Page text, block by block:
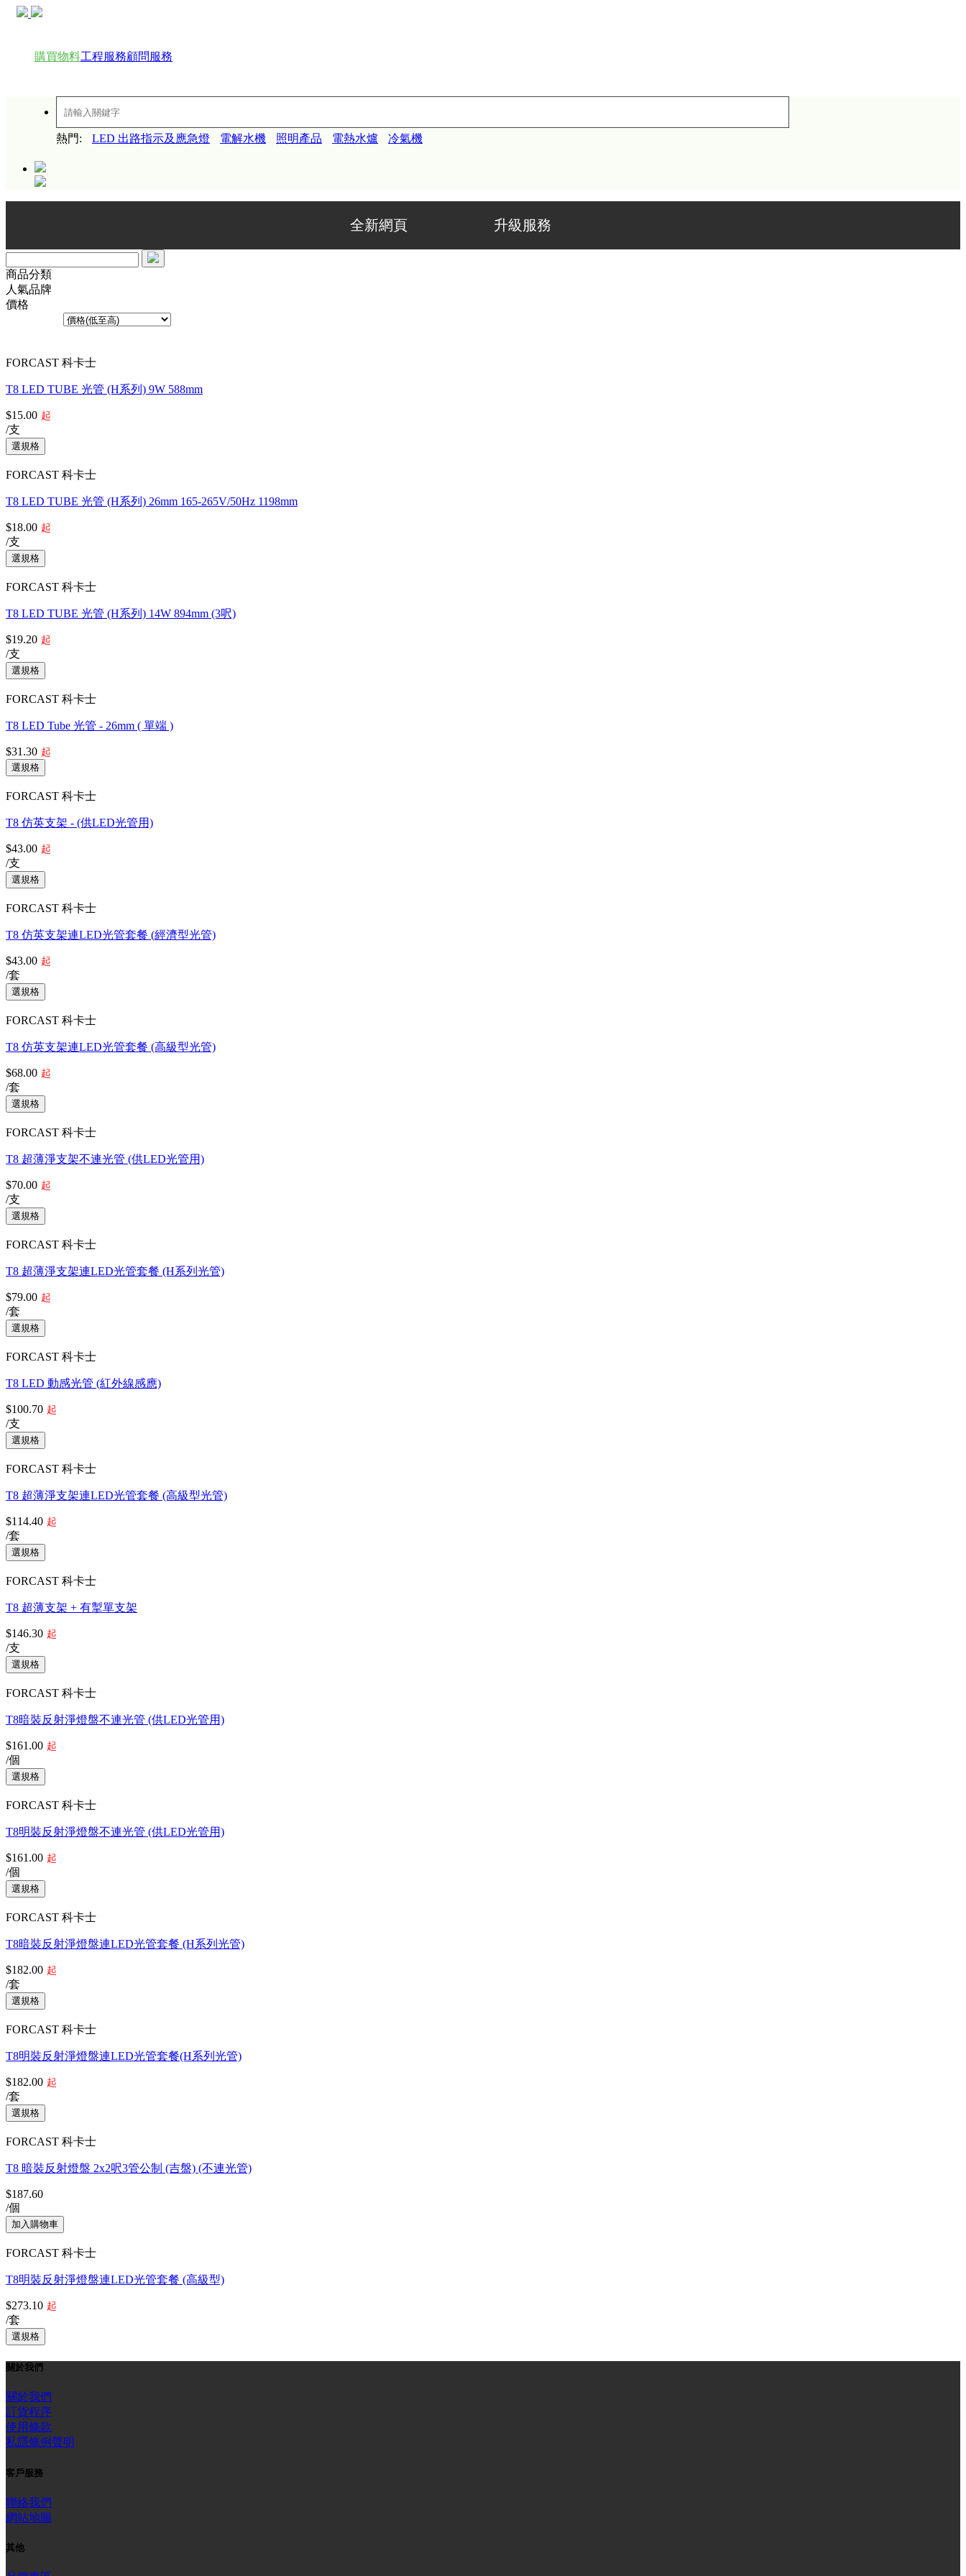
購買物料工程服務顧問服務
熱門: LED 出路指示及應急燈 電解水機 照明產品 電熱水爐 冷氣機
全新網頁 升級服務
商品分類
人氣品牌
價格
FORCAST 科卡士
T8 LED TUBE 光管 (H系列) 9W 588mm
$15.00 起
/支
FORCAST 科卡士
T8 LED TUBE 光管 (H系列) 26mm 165-265V/50Hz 1198mm
$18.00 起
/支
FORCAST 科卡士
T8 LED TUBE 光管 (H系列) 14W 894mm (3呎)
$19.20 起
/支
FORCAST 科卡士
T8 LED Tube 光管 - 26mm ( 單端 )
$31.30 起
FORCAST 科卡士
T8 仿英支架 - (供LED光管用)
$43.00 起
/支
FORCAST 科卡士
T8 仿英支架連LED光管套餐 (經濟型光管)
$43.00 起
/套
FORCAST 科卡士
T8 仿英支架連LED光管套餐 (高級型光管)
$68.00 起
/套
FORCAST 科卡士
T8 超薄淨支架不連光管 (供LED光管用)
$70.00 起
/支
FORCAST 科卡士
T8 超薄淨支架連LED光管套餐 (H系列光管)
$79.00 起
/套
FORCAST 科卡士
T8 LED 動感光管 (紅外線感應)
$100.70 起
/支
FORCAST 科卡士
T8 超薄淨支架連LED光管套餐 (高級型光管)
$114.40 起
/套
FORCAST 科卡士
T8 超薄支架 + 有掣單支架
$146.30 起
/支
FORCAST 科卡士
T8暗裝反射淨燈盤不連光管 (供LED光管用)
$161.00 起
/個
FORCAST 科卡士
T8明裝反射淨燈盤不連光管 (供LED光管用)
$161.00 起
/個
FORCAST 科卡士
T8暗裝反射淨燈盤連LED光管套餐 (H系列光管)
$182.00 起
/套
FORCAST 科卡士
T8明裝反射淨燈盤連LED光管套餐(H系列光管)
$182.00 起
/套
FORCAST 科卡士
T8 暗裝反射燈盤 2x2呎3管公制 (吉盤) (不連光管)
$187.60
/個
FORCAST 科卡士
T8明裝反射淨燈盤連LED光管套餐 (高級型)
$273.10 起
/套
關於我們
關於我們
訂貨程序
使用條款
私隱條例聲明
客戶服務
聯絡我們
網站地圖
其他